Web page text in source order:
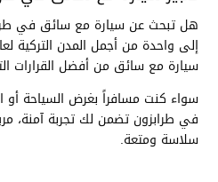
هل تبحث عن سيارة مع سائق في
سيارة مع سائق من أفضل القرارات
سواء كنت مسافراً بغرض السياحة أو
في طرابزون تضمن لك تجربة آمنة،
سلاسة ومتعة.